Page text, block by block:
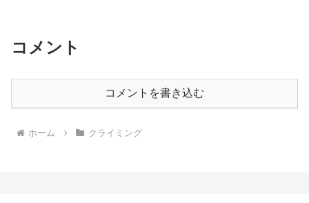
コメント
コメントを書き込む
ホーム クライミング